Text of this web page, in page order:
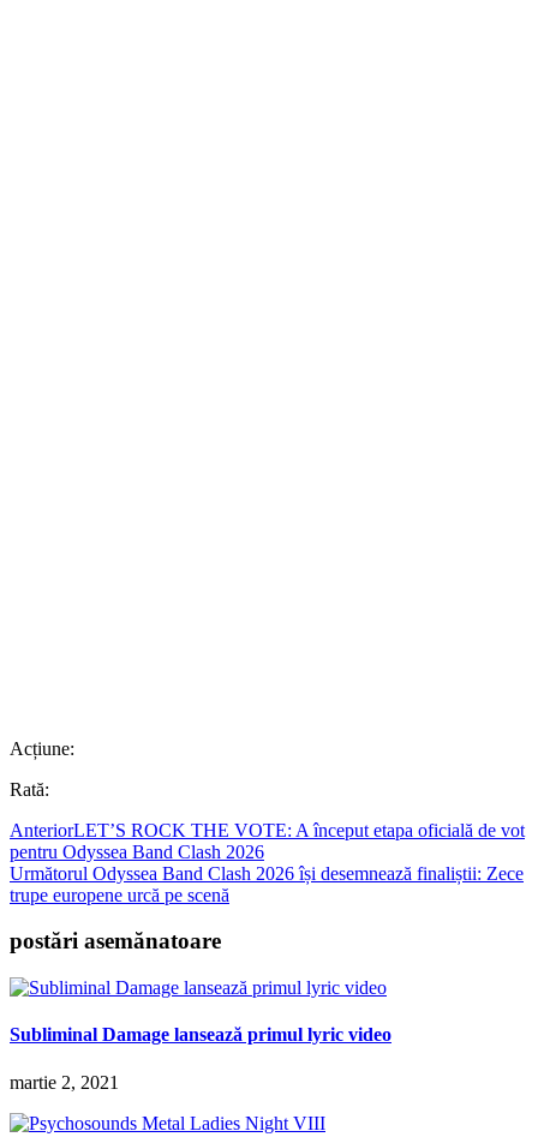
Acțiune:
Rată:
AnteriorLET’S ROCK THE VOTE: A început etapa oficială de vot
pentru Odyssea Band Clash 2026
Următorul Odyssea Band Clash 2026 își desemnează finaliștii: Zece
trupe europene urcă pe scenă
postări asemănatoare
Subliminal Damage lansează primul lyric video
martie 2, 2021